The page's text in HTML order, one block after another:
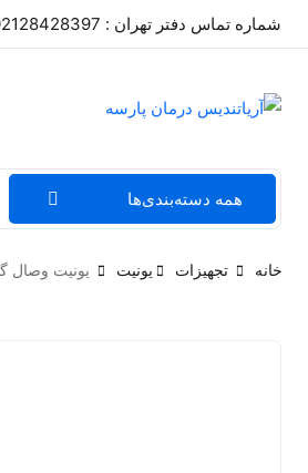
شماره تماس دفتر تهران : 02128428397
همه دسته‌بندی‌ها
خانه تجهیزات یونیت یونیت وصال گستر مدل